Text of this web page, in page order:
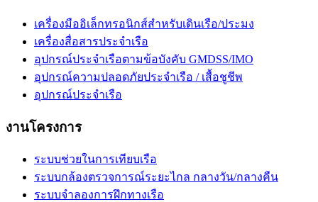
เครื่องมืออิเล็กทรอนิกส์สำหรับเดินเรือ/ประมง
เครื่องสื่อสารประจำเรือ
อุปกรณ์ประจำเรือตามข้อบังคับ GMDSS/IMO
อุปกรณ์ความปลอดภัยประจำเรือ / เสื้อชูชีพ
อุปกรณ์ประจำเรือ
งานโครงการ
ระบบช่วยในการเทียบเรือ
ระบบกล้องตรวจการณ์ระยะไกล กลางวัน/กลางคืน
ระบบจำลองการฝึกทางเรือ